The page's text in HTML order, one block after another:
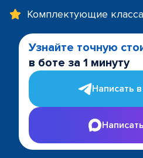
Комплектующие
Узнайте точную
в боте за 1 минуту
Написать